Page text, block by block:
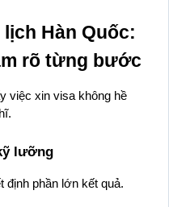
Hàn Quốc:
rõ từng bước
việc xin visa không hề
lưỡng
định phần lớn kết quả.